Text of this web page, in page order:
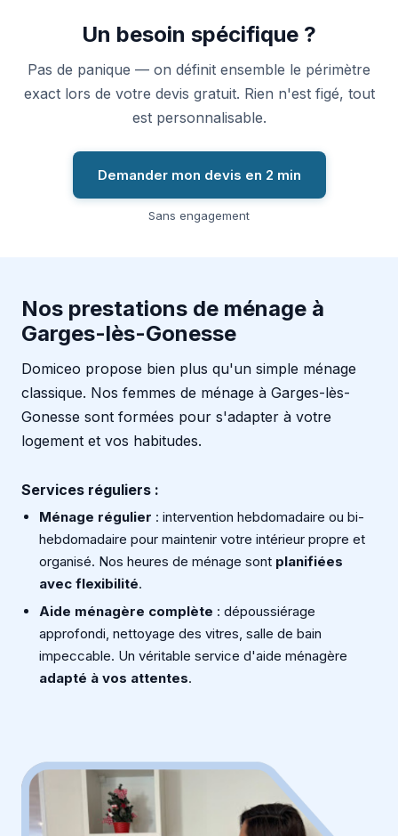
Un besoin spécifique ?
Pas de panique — on définit ensemble le périmètre
exact lors de votre devis gratuit. Rien n'est figé, tout
est personnalisable.
Demander mon devis en 2 min
Sans engagement
Nos prestations de ménage à
Garges-lès-Gonesse
Domiceo propose bien plus qu'un simple ménage
classique. Nos femmes de ménage à Garges-lès-
Gonesse sont formées pour s'adapter à votre
logement et vos habitudes.
Services réguliers :
Ménage régulier : intervention hebdomadaire ou bi-
hebdomadaire pour maintenir votre intérieur propre et
organisé. Nos heures de ménage sont planifiées
avec flexibilité.
Aide ménagère complète : dépoussiérage
approfondi, nettoyage des vitres, salle de bain
impeccable. Un véritable service d'aide ménagère
adapté à vos attentes.